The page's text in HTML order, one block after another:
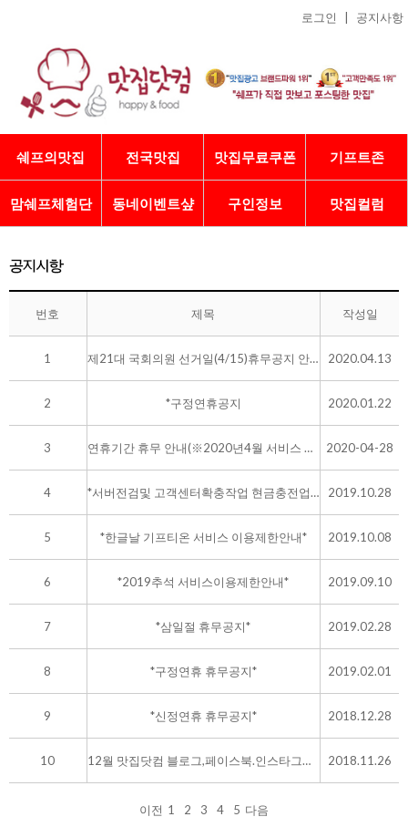
로그인 공지사항
쉐프의맛집 전국맛집 맛집무료쿠폰 기프트존
맘쉐프체험단 동네이벤트샾 구인정보 맛집컬럼
번호 제목 작성일
1 제21대 국회의원 선거일(4/15)휴무공지 안내 2020.04.13
2 *구정연휴공지 2020.01.22
3 연휴기간 휴무 안내(※2020년4월 서비스 이용안내) 2020-04-28
4 *서버전검및 고객센터확충작업 현금충전업무 고객센터상담불가* 2019.10.28
5 *한글날 기프티온 서비스 이용제한안내* 2019.10.08
6 *2019추석 서비스이용제한안내* 2019.09.10
7 *삼일절 휴무공지* 2019.02.28
8 *구정연휴 휴무공지* 2019.02.01
9 *신정연휴 휴무공지* 2018.12.28
10 12월 맛집닷컴 블로그,페이스북.인스타그램, 포스팅이벤트 2018.11.26
이전 1 2 3 4 5 다음